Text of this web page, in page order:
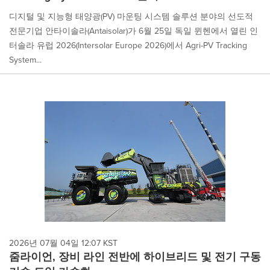
디지털 및 지능형 태양광(PV) 마운팅 시스템 솔루션 분야의 선도적
전문기업 안타이솔라(Antaisolar)가 6월 25일 독일 뮌헨에서 열린 인
터솔라 유럽 2026(Intersolar Europe 2026)에서 Agri-PV Tracking
System...
2026년 07월 04일 12:07 KST
줌라이언, 장비 라인 전반에 하이브리드 및 전기 구동